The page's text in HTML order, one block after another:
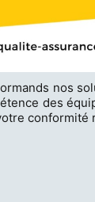
des
conformité